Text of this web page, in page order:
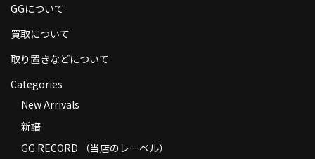
返品
特定商取引法に基づく表示
Contact
GGについて
買取について
取り置きなどについて
Categories
New Arrivals
新譜
GG RECORD （当店のレーベル）